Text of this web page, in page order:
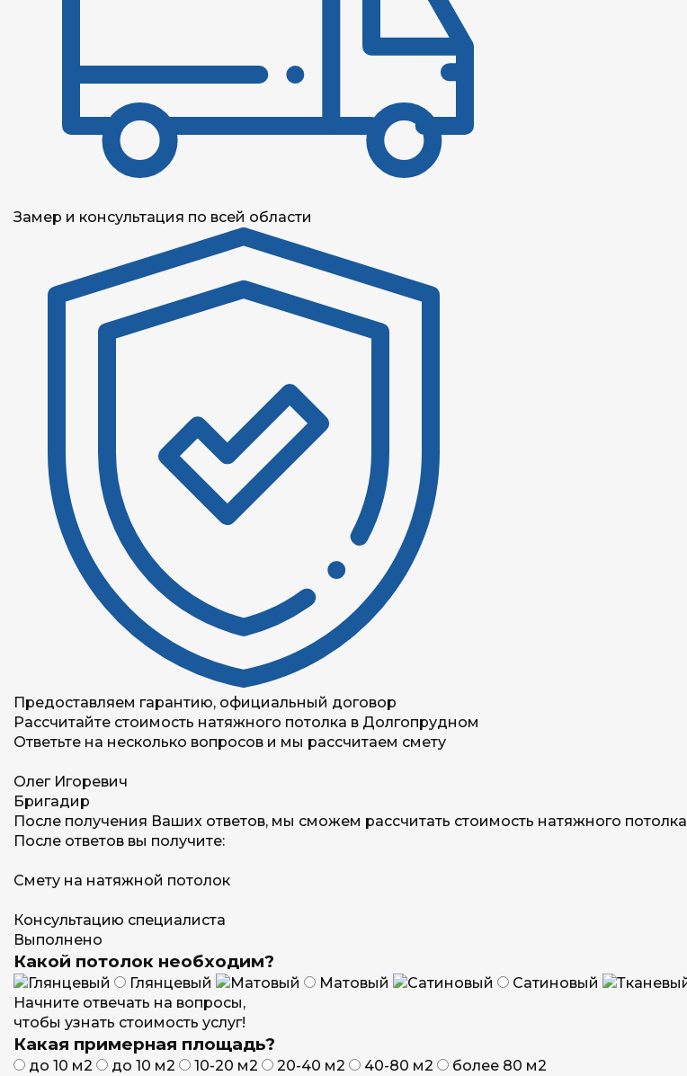
Замер и консультация по всей области
Предоставляем гарантию, официальный договор
Рассчитайте стоимость натяжного потолка в Долгопрудном
Ответьте на несколько вопросов и мы рассчитаем смету
Олег Игоревич
Бригадир
После получения Ваших ответов, мы сможем рассчитать стоимость натяжного потолка
После ответов вы получите:
Смету на натяжной потолок
Консультацию специалиста
Выполнено
Какой потолок необходим?
Глянцевый Матовый Сатиновый
Начните отвечать на вопросы,
чтобы узнать стоимость услуг!
Какая примерная площадь?
до 10 м2 до 10 м2 10-20 м2 20-40 м2 40-80 м2 более 80 м2